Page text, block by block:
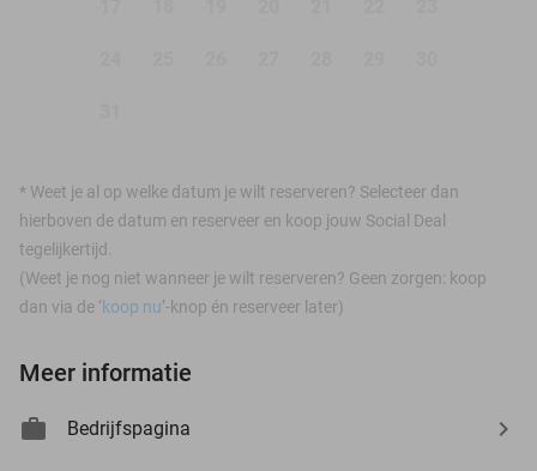
* Weet je al op welke datum je wilt reserveren? Selecteer dan
hierboven de datum en reserveer en koop jouw Social Deal
tegelijkertijd.
(Weet je nog niet wanneer je wilt reserveren? Geen zorgen: koop
dan via de ‘koop nu’-knop én reserveer later)
Meer informatie
Bedrijfspagina